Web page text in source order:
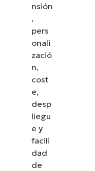
nsión
,
pers
onali
zació
n,
cost
e,
desp
liegu
e y
facili
dad
de